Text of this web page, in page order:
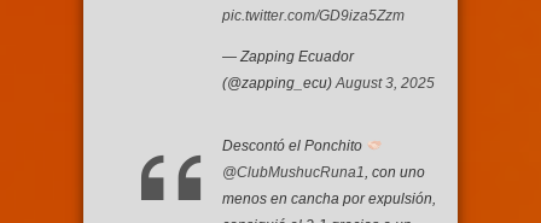
pic.twitter.com/GD9iza5Zzm
— Zapping Ecuador
(@zapping_ecu) August 3, 2025
Descontó el Ponchito
@ClubMushucRuna1 , con uno
menos en cancha por expulsión,